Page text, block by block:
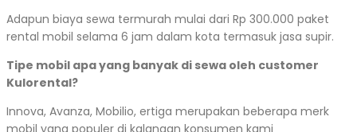
Adapun biaya sewa termurah mulai dari Rp 300.000 paket
rental mobil selama 6 jam dalam kota termasuk jasa supir.
Tipe mobil apa yang banyak di sewa oleh customer
Kulorental?
Innova, Avanza, Mobilio, ertiga merupakan beberapa merk